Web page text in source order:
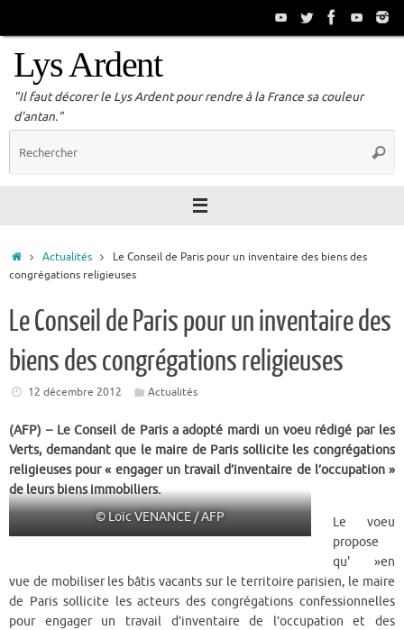
Lys Ardent
"Il faut décorer le Lys Ardent pour rendre à la France sa couleur
d'antan."
Accueil
Actualités
Le Conseil de Paris pour un inventaire des biens des
congrégations religieuses
Le Conseil de Paris pour un inventaire des
biens des congrégations religieuses
12 décembre 2012 Actualités
(AFP) – Le Conseil de Paris a adopté mardi un voeu rédigé par les
Verts, demandant que le maire de Paris sollicite les congrégations
religieuses pour « engager un travail d’inventaire de l’occupation »
de leurs biens immobiliers.
© Loïc VENANCE / AFP
Le voeu
propose
qu' »en
vue de mobiliser les bâtis vacants sur le territoire parisien, le maire
de Paris sollicite les acteurs des congrégations confessionnelles
pour engager un travail d’inventaire de l’occupation et des